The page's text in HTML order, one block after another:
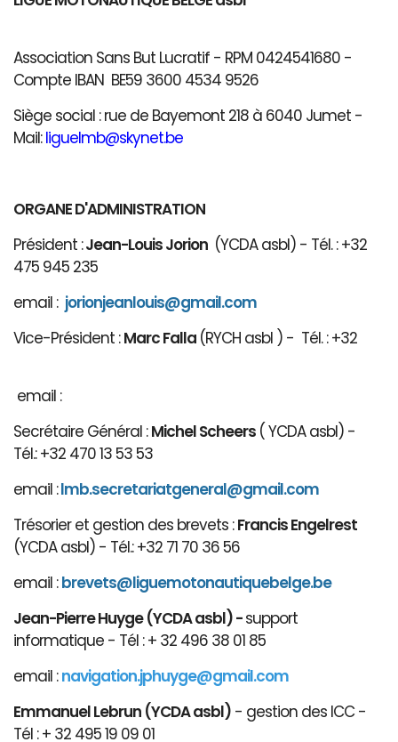
Association Sans But Lucratif - RPM 0424541680 -
Compte IBAN BE59 3600 4534 9526
Siège social : rue de Bayemont 218 à 6040 Jumet -
Mail:liguelmb@skynet.be
ORGANE D'ADMINISTRATION
Président :Jean-Louis Jorion (YCDA asbl) - Tél. : +32
475 945 235
email : jorionjeanlouis@gmail.com
Vice-Président :Marc Falla (RYCH asbl ) - Tél. : +32
email :
Secrétaire Général :Michel Scheers ( YCDA asbl) -
Tél.: +32 470 13 53 53
email :lmb.secretariatgeneral@gmail.com
Trésorier et gestion des brevets :Francis Engelrest
(YCDA asbl) - Tél.: +32 71 70 36 56
email :brevets@liguemotonautiquebelge.be
Jean-Pierre Huyge (YCDA asbl) -support
informatique - Tél : + 32 496 38 01 85
email :navigation.jphuyge@gmail.com
Emmanuel Lebrun (YCDA asbl) - gestion des ICC -
Tél : + 32 495 19 09 01